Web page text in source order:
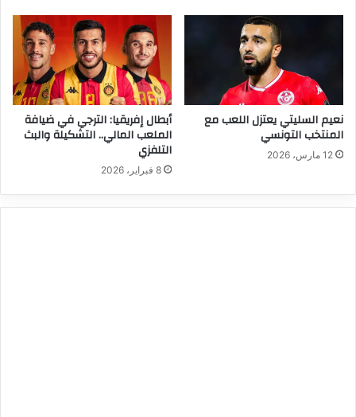
نعيم السليتي يعتزل اللعب مع
المنتخب التونسي
12 مارس، 2026
أبطال إفريقيا: الترجي في ضيافة
الملعب المالي.. التشكيلة والبث
التلفزي
8 فبراير، 2026